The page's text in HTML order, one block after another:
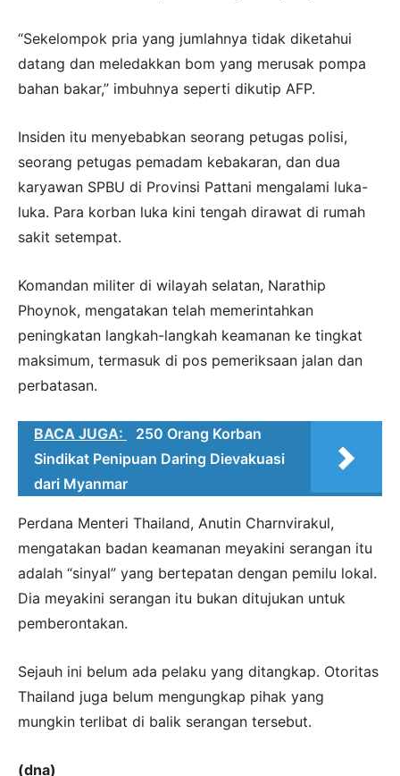
“Sekelompok pria yang jumlahnya tidak diketahui
datang dan meledakkan bom yang merusak pompa
bahan bakar,” imbuhnya seperti dikutip AFP.
Insiden itu menyebabkan seorang petugas polisi,
seorang petugas pemadam kebakaran, dan dua
karyawan SPBU di Provinsi Pattani mengalami luka-
luka. Para korban luka kini tengah dirawat di rumah
sakit setempat.
Komandan militer di wilayah selatan, Narathip
Phoynok, mengatakan telah memerintahkan
peningkatan langkah-langkah keamanan ke tingkat
maksimum, termasuk di pos pemeriksaan jalan dan
perbatasan.
BACA JUGA:
250 Orang Korban
Sindikat Penipuan Daring Dievakuasi
dari Myanmar
Perdana Menteri Thailand, Anutin Charnvirakul,
mengatakan badan keamanan meyakini serangan itu
adalah “sinyal” yang bertepatan dengan pemilu lokal.
Dia meyakini serangan itu bukan ditujukan untuk
pemberontakan.
Sejauh ini belum ada pelaku yang ditangkap. Otoritas
Thailand juga belum mengungkap pihak yang
mungkin terlibat di balik serangan tersebut.
(dna)